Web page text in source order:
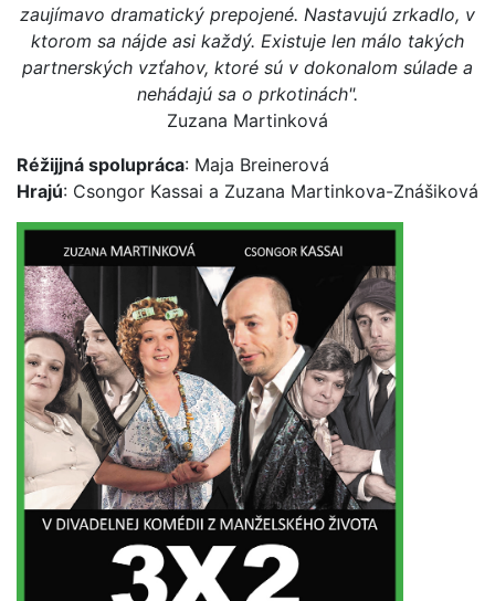
zaujímavo dramatický prepojené. Nastavujú zrkadlo, v
ktorom sa nájde asi každý. Existuje len málo takých
partnerských vzťahov, ktoré sú v dokonalom súlade a
nehádajú sa o prkotinách".
Zuzana Martinková
Réžijjná spolupráca: Maja Breinerová
Hrajú: Csongor Kassai a Zuzana Martinkova-Znášiková